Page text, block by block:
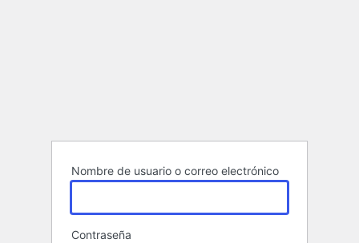
Nombre de usuario o correo electrónico
Contraseña